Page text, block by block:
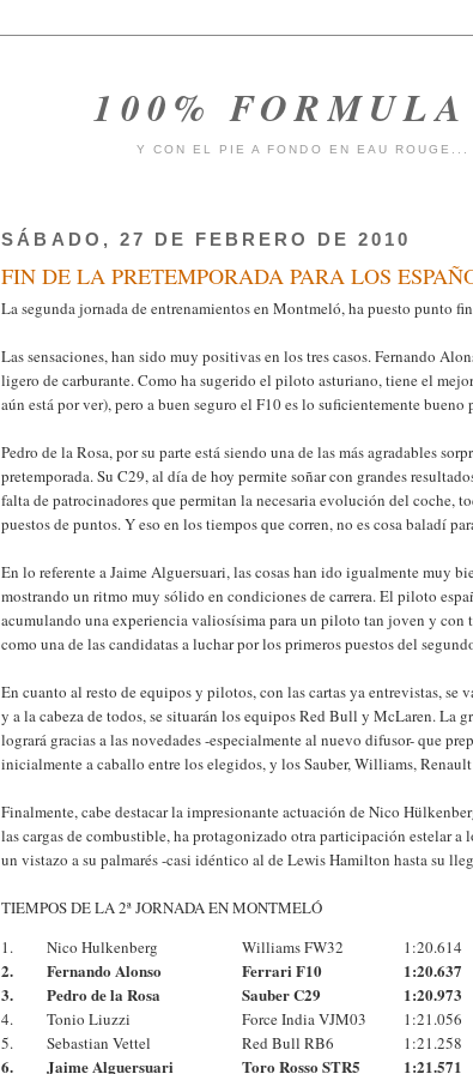
100% FORMULA
Y CON EL PIE A FONDO EN EAU ROUGE...
SÁBADO, 27 DE FEBRERO DE 2010
FIN DE LA PRETEMPORADA PARA LOS
La segunda jornada de entrenamientos en Montmeló, ha puesto punto
Las sensaciones, han sido muy positivas en los tres casos. Fernando
ligero de carburante. Como ha sugerido el piloto asturiano, tiene el
aún está por ver), pero a buen seguro el F10 es lo suficientemente
Pedro de la Rosa, por su parte está siendo una de las más agradables
pretemporada. Su C29, al día de hoy permite soñar con grandes
falta de patrocinadores que permitan la necesaria evolución del coche,
puestos de puntos. Y eso en los tiempos que corren, no es cosa baladí
En lo referente a Jaime Alguersuari, las cosas han ido igualmente muy
mostrando un ritmo muy sólido en condiciones de carrera. El piloto
acumulando una experiencia valiosísima para un piloto tan joven y con
como una de las candidatas a luchar por los primeros puestos del
En cuanto al resto de equipos y pilotos, con las cartas ya entrevistas,
y a la cabeza de todos, se situarán los equipos Red Bull y McLaren. La
logrará gracias a las novedades -especialmente al nuevo difusor- que
inicialmente a caballo entre los elegidos, y los Sauber, Williams,
Finalmente, cabe destacar la impresionante actuación de Nico
las cargas de combustible, ha protagonizado otra participación estelar a
un vistazo a su palmarés -casi idéntico al de Lewis Hamilton hasta su
TIEMPOS DE LA 2ª JORNADA EN MONTMELÓ
1.
Nico Hulkenberg Williams FW32 1:20.614
2. Fernando Alonso Ferrari F10 1:20.637
3.
Pedro de la Rosa Sauber C29 1:20.973
4. Tonio Liuzzi Force India VJM03 1:21.056
5.
Sebastian Vettel Red Bull RB6 1:21.258
6. Jaime Alguersuari Toro Rosso STR5 1:21.571